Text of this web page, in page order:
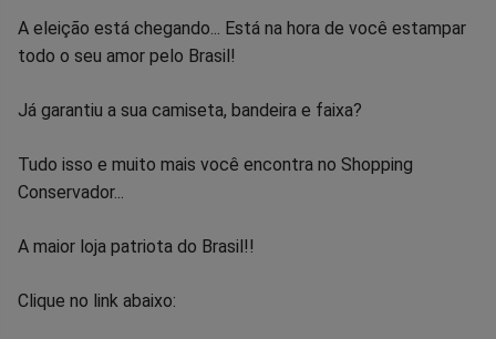
A eleição está chegando... Está na hora de você estampar
todo o seu amor pelo Brasil!
Já garantiu a sua camiseta, bandeira e faixa?
Tudo isso e muito mais você encontra no Shopping
Conservador...
A maior loja patriota do Brasil!!
Clique no link abaixo: